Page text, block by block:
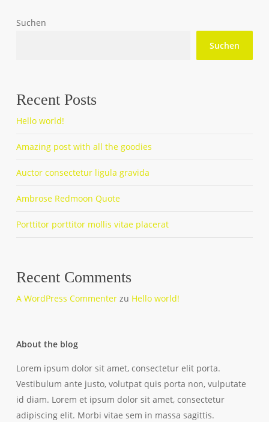
Suchen
Suchen
Recent Posts
Hello world!
Amazing post with all the goodies
Auctor consectetur ligula gravida
Ambrose Redmoon Quote
Porttitor porttitor mollis vitae placerat
Recent Comments
A WordPress Commenterzu Hello world!
About the blog
Lorem ipsum dolor sit amet, consectetur elit porta.
Vestibulum ante justo, volutpat quis porta non, vulputate
id diam. Lorem et ipsum dolor sit amet, consectetur
adipiscing elit. Morbi vitae sem in massa sagittis.